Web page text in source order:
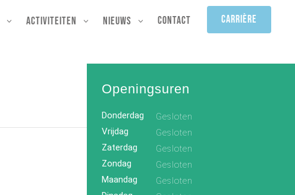
Activiteiten Nieuws Contact Carrière
Openingsuren
Donderdag
Gesloten
Vrijdag
Gesloten
Zaterdag
Gesloten
Zondag
Gesloten
Maandag
Gesloten